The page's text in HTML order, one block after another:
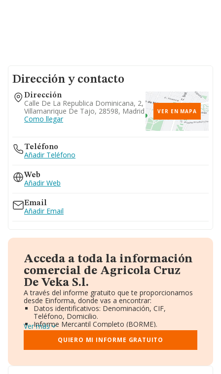
Dirección y contacto
Dirección
Calle De La Republica Dominicana, 2,
Villamanrique De Tajo, 28598, Madrid
Como llegar
VER EN MAPA
Teléfono
Añadir Teléfono
Web
Añadir Web
Email
Añadir Email
Acceda a toda la información
comercial de Agricola Cruz
De Veka S.l.
A través del informe gratuito que te proporcionamos
desde Einforma, donde vas a encontrar:
Datos identificativos: Denominación, CIF,
Teléfono, Domicilio.
Informe Mercantil Completo (BORME).
Gráficos de Evolución Ventas y Empleados.
Consejo de Administración y Administradores.
Directivos y Ejecutivos.
Ver más
QUIERO MI INFORME GRATUITO